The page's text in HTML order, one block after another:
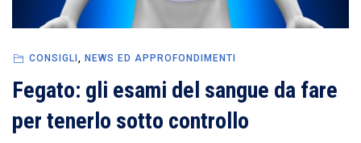
CONSIGLI , NEWS ED APPROFONDIMENTI
Fegato: gli esami del sangue da fare
per tenerlo sotto controllo